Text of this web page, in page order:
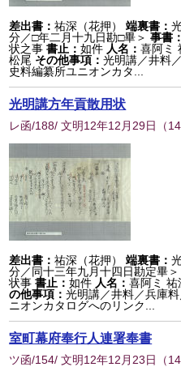
差出書：祐深（花押） 端裏書：
分／□年二月十九日勘□畢＞事書
状之事 書止：如件 人名：喜阿ミ
松尾 その他事項：光明講／井料
史料編纂所ユニオンカタ...
光明講方年貢散用状
レ函/188/ 文明12年12月29日 （
差出書：祐深（花押） 端裏書：
分／同十三年九月十四日勘定畢
状事 書止：如件 人名：喜阿ミ 祐
の他事項：光明講／井料／兵庫
ニオンカタログへのリンク...
室町幕府奉行人連署奉書
ツ函/154/ 文明12年12月23日 （